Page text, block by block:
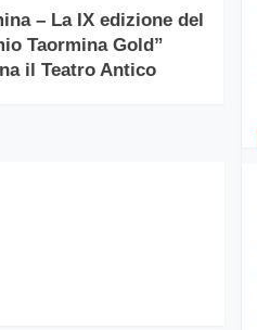
– La IX edizione del
Taormina Gold”
il Teatro Antico